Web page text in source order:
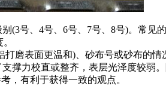
号、4号、6号、7号、8号)。常见
磨表面更温和)、砂布号或砂布的
撑力校直或整齐，表层光泽度较弱
，有利于获得一致的观点。